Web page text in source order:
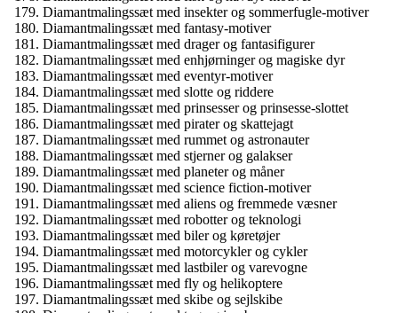
Diamantmalingssæt med insekter og sommerfugle-motiver
Diamantmalingssæt med fantasy-motiver
Diamantmalingssæt med drager og fantasifigurer
Diamantmalingssæt med enhjørninger og magiske dyr
Diamantmalingssæt med eventyr-motiver
Diamantmalingssæt med slotte og riddere
Diamantmalingssæt med prinsesser og prinsesse-slottet
Diamantmalingssæt med pirater og skattejagt
Diamantmalingssæt med rummet og astronauter
Diamantmalingssæt med stjerner og galakser
Diamantmalingssæt med planeter og måner
Diamantmalingssæt med science fiction-motiver
Diamantmalingssæt med aliens og fremmede væsner
Diamantmalingssæt med robotter og teknologi
Diamantmalingssæt med biler og køretøjer
Diamantmalingssæt med motorcykler og cykler
Diamantmalingssæt med lastbiler og varevogne
Diamantmalingssæt med fly og helikoptere
Diamantmalingssæt med skibe og sejlskibe